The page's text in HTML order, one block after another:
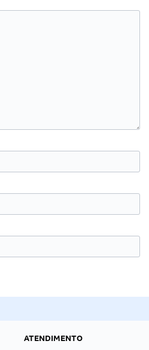
ATENDIMENTO